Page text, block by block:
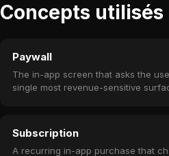
Concepts
Paywall
The in-app screen that asks the
single most revenue-sensitive
Subscription
A recurring in-app purchase that